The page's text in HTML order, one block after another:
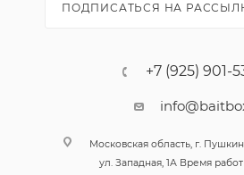
ПОДПИСАТЬСЯ НА
+7 (925) 901-
Московская область, г.
ул. Западная, 1А Время